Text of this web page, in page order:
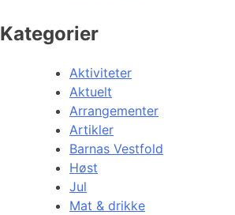
Kategorier
Aktiviteter
Aktuelt
Arrangementer
Artikler
Barnas Vestfold
Høst
Jul
Mat & drikke